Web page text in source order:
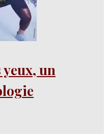
yeux, un